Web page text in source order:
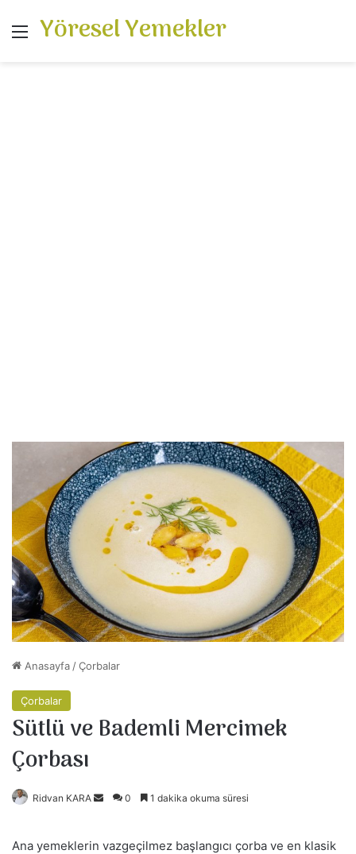
Menü
Yöresel Yemekler
Anasayfa /Çorbalar
Çorbalar
Sütlü ve Bademli Mercimek
Çorbası
Ridvan KARA 0 1 dakika okuma süresi
Ana yemeklerin vazgeçilmez başlangıcı çorba ve en klasik